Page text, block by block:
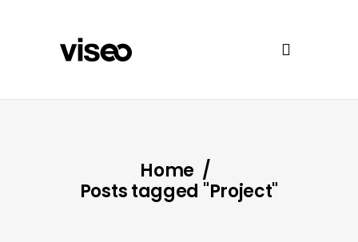
Home /
Posts tagged "Project"